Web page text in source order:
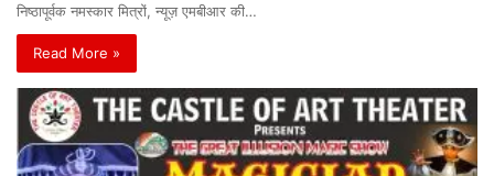
निष्ठापूर्वक नमस्कार मित्रों, न्यूज़ एमबीआर की…
Read More »